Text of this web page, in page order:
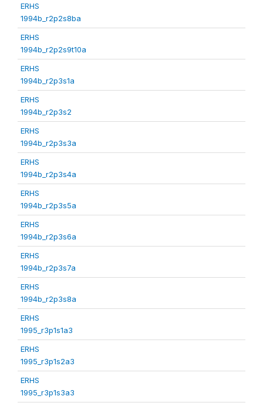
ERHS
1994b_r2p2s8ba
ERHS
1994b_r2p2s9t10a
ERHS
1994b_r2p3s1a
ERHS
1994b_r2p3s2
ERHS
1994b_r2p3s3a
ERHS
1994b_r2p3s4a
ERHS
1994b_r2p3s5a
ERHS
1994b_r2p3s6a
ERHS
1994b_r2p3s7a
ERHS
1994b_r2p3s8a
ERHS
1995_r3p1s1a3
ERHS
1995_r3p1s2a3
ERHS
1995_r3p1s3a3